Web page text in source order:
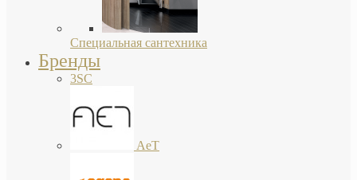
Специальная сантехника
Бренды
3SC
AeT